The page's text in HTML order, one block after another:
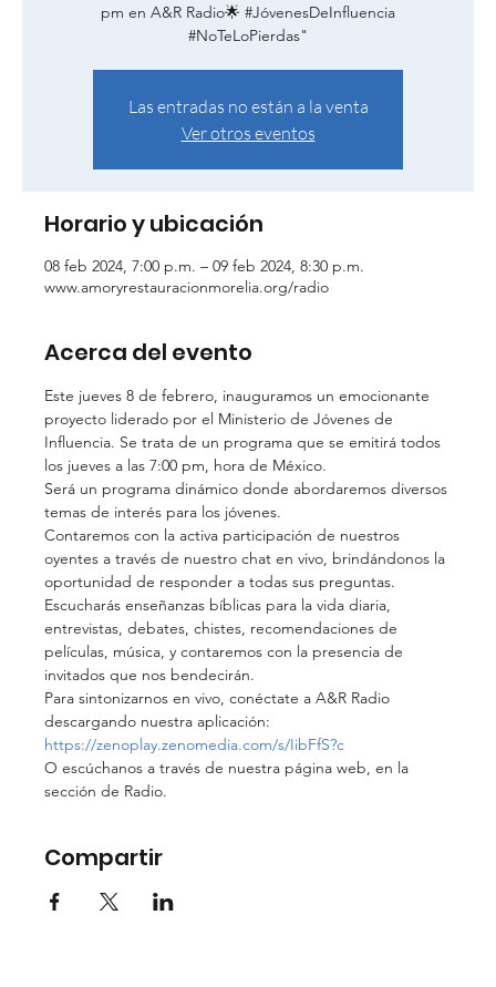
pm en A&R Radio🌟 #JóvenesDeInfluencia
#NoTeLoPierdas"
Las entradas no están a la venta
Ver otros eventos
Horario y ubicación
08 feb 2024, 7:00 p.m. – 09 feb 2024, 8:30 p.m.
www.amoryrestauracionmorelia.org/radio
Acerca del evento
Este jueves 8 de febrero, inauguramos un emocionante
proyecto liderado por el Ministerio de Jóvenes de
Influencia. Se trata de un programa que se emitirá todos
los jueves a las 7:00 pm, hora de México.
Será un programa dinámico donde abordaremos diversos
temas de interés para los jóvenes.
Contaremos con la activa participación de nuestros
oyentes a través de nuestro chat en vivo, brindándonos la
oportunidad de responder a todas sus preguntas.
Escucharás enseñanzas bíblicas para la vida diaria,
entrevistas, debates, chistes, recomendaciones de
películas, música, y contaremos con la presencia de
invitados que nos bendecirán.
Para sintonizarnos en vivo, conéctate a A&R Radio
descargando nuestra aplicación:
https://zenoplay.zenomedia.com/s/IibFfS?c
O escúchanos a través de nuestra página web, en la
sección de Radio.
Compartir